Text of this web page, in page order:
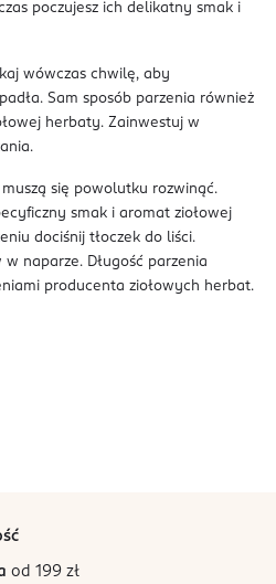
poczujesz ich delikatny smak i
wówczas chwilę, aby
Sam sposób parzenia również
herbaty. Zainwestuj w
się powolutku rozwinąć.
smak i aromat ziołowej
dociśnij tłoczek do liści.
naparze. Długość parzenia
producenta ziołowych herbat.
od 199 zł